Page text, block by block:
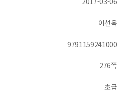
이선욱
9791159241000
276쪽
초급